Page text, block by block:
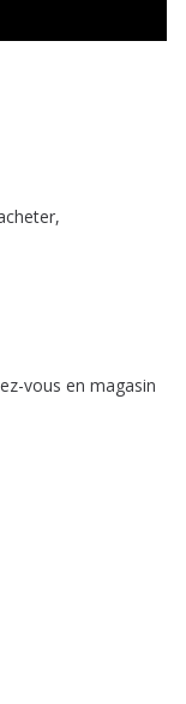
,
vous en magasin